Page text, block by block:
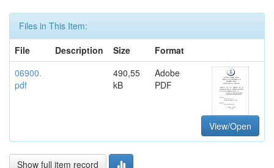
Files in This Item:
File
Description Size
Format
06900.
pdf
490,55
kB
Adobe
PDF
View/Open
Show full item record